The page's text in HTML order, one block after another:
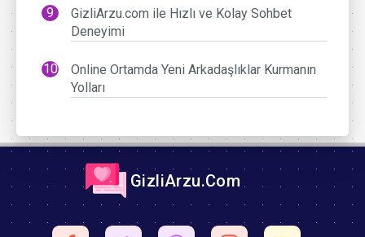
GizliArzu.com ile Hızlı ve Kolay Sohbet
Deneyimi
Online Ortamda Yeni Arkadaşlıklar Kurmanın
Yolları
GizliArzu.Com